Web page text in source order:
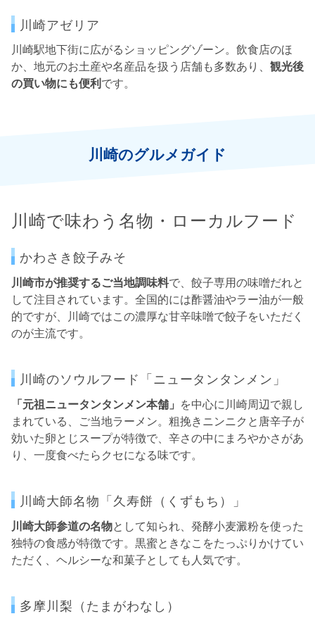
川崎アゼリア
川崎駅地下街に広がるショッピングゾーン。飲食店のほ
か、地元のお土産や名産品を扱う店舗も多数あり、 観光後
の買い物にも便利です。
川崎のグルメガイド
川崎で味わう名物・ローカルフード
かわさき餃子みそ
川崎市が推奨するご当地調味料で、餃子専用の味噌だれと
して注目されています。全国的には酢醤油やラー油が一般
的ですが、川崎ではこの濃厚な甘辛味噌で餃子をいただく
のが主流です。
川崎のソウルフード「ニュータンタンメン」
「元祖ニュータンタンメン本舗」 を中心に川崎周辺で親し
まれている、ご当地ラーメン。粗挽きニンニクと唐辛子が
効いた卵とじスープが特徴で、辛さの中にまろやかさがあ
り、一度食べたらクセになる味です。
川崎大師名物「久寿餅（くずもち）」
川崎大師参道の名物として知られ、発酵小麦澱粉を使った
独特の食感が特徴です。黒蜜ときなこをたっぷりかけてい
ただく、ヘルシーな和菓子としても人気です。
多摩川梨（たまがわなし）